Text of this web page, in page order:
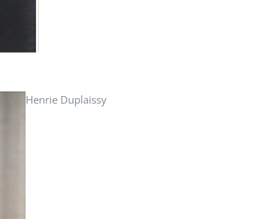
Henrie Duplaissy